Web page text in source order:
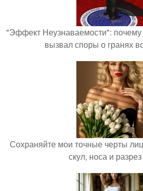
"Эффект Неузнаваемости":
вызвал споры о гранях
Сохраняйте мои точные черты
скул, носа и разрез